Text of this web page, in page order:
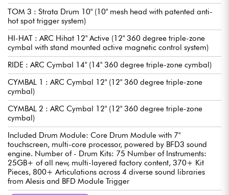
TOM 3 : Strata Drum 10" (10" mesh head with patented anti-
hot spot trigger system)
HI-HAT : ARC Hihat 12" Active (12" 360 degree triple-zone
cymbal with stand mounted active magnetic control system)
RIDE : ARC Cymbal 14" (14" 360 degree triple-zone cymbal)
CYMBAL 1 : ARC Cymbal 12" (12" 360 degree triple-zone
cymbal)
CYMBAL 2 : ARC Cymbal 12" (12" 360 degree triple-zone
cymbal)
Included Drum Module: Core Drum Module with 7"
touchscreen, multi-core processor, powered by BFD3 sound
engine. Number of - Drum Kits: 75 Number of Instruments:
25GB+ of all new, multi-layered factory content, 370+ Kit
Pieces, 800+ Articulations across 4 diverse sound libraries
from Alesis and BFD Module Trigger